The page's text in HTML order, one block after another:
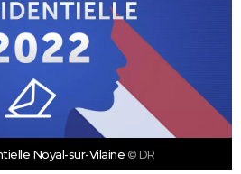
Noyal-sur-Vilaine © DR